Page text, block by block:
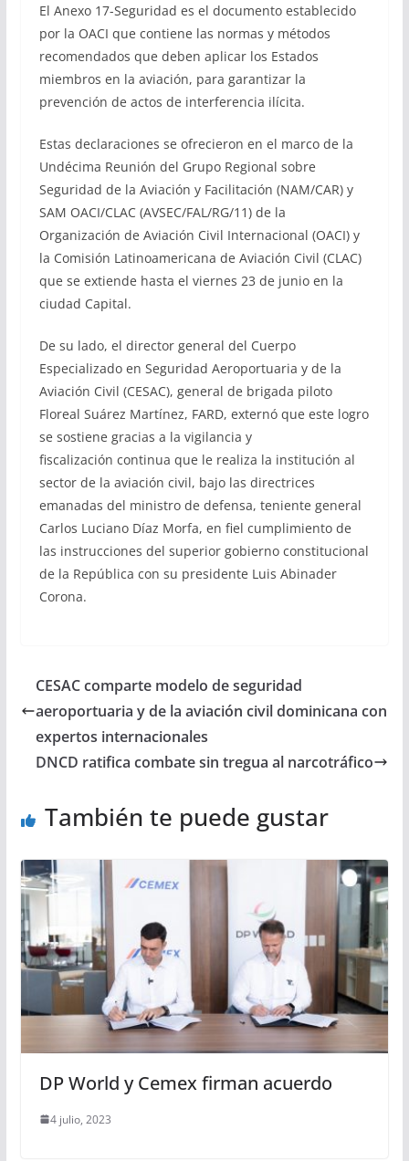
El Anexo 17-Seguridad es el documento establecido
por la OACI que contiene las normas y métodos
recomendados que deben aplicar los Estados
miembros en la aviación, para garantizar la
prevención de actos de interferencia ilícita.
Estas declaraciones se ofrecieron en el marco de la
Undécima Reunión del Grupo Regional sobre
Seguridad de la Aviación y Facilitación (NAM/CAR) y
SAM OACI/CLAC (AVSEC/FAL/RG/11) de la
Organización de Aviación Civil Internacional (OACI) y
la Comisión Latinoamericana de Aviación Civil (CLAC)
que se extiende hasta el viernes 23 de junio en la
ciudad Capital.
De su lado, el director general del Cuerpo
Especializado en Seguridad Aeroportuaria y de la
Aviación Civil (CESAC), general de brigada piloto
Floreal Suárez Martínez, FARD, externó que este logro
se sostiene gracias a la vigilancia y
fiscalización continua que le realiza la institución al
sector de la aviación civil, bajo las directrices
emanadas del ministro de defensa, teniente general
Carlos Luciano Díaz Morfa, en fiel cumplimiento de
las instrucciones del superior gobierno constitucional
de la República con su presidente Luis Abinader
Corona.
CESAC comparte modelo de seguridad
aeroportuaria y de la aviación civil dominicana con
expertos internacionales
DNCD ratifica combate sin tregua al narcotráfico
También te puede gustar
DP World y Cemex firman acuerdo
4 julio, 2023